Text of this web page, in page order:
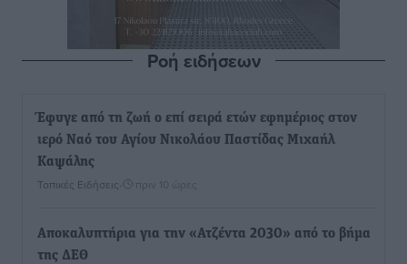
Ροή ειδήσεων
Έφυγε από τη ζωή ο επί σειρά ετών εφημέριος στον
ιερό Ναό του Αγίου Νικολάου Παστίδας Μιχαήλ
Καψάλης
Τοπικές Ειδήσεις πριν 10 ώρες
Αποκαλυπτήρια για την «Ατζέντα 2030» από το βήμα
της ΔΕΘ